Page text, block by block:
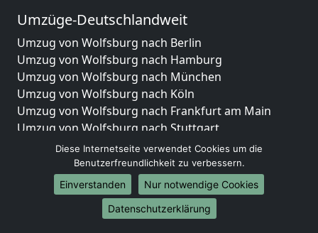
Umzüge-Deutschlandweit
Umzug von Wolfsburg nach Berlin
Umzug von Wolfsburg nach Hamburg
Umzug von Wolfsburg nach München
Umzug von Wolfsburg nach Köln
Umzug von Wolfsburg nach Frankfurt am Main
Umzug von Wolfsburg nach Stuttgart
Umzug von Wolfsburg nach Düsseldorf
Umzug von Wolfsburg nach Leipzig
Umzug von Wolfsburg nach Dortmund
Umzug von Wolfsburg nach Essen
Umzug von Wolfsburg nach Bremen
Diese Internetseite verwendet Cookies um die
Benutzerfreundlichkeit zu verbessern.
Einverstanden
Nur notwendige Cookies
Datenschutzerklärung